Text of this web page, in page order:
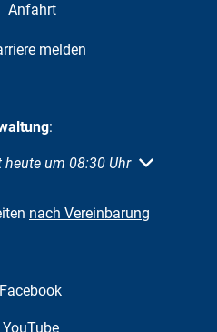
Anfahrt
melden
:
oder Schließzeiten
heute um 08:30 Uhr
nach Vereinbarung
Facebook
YouTube